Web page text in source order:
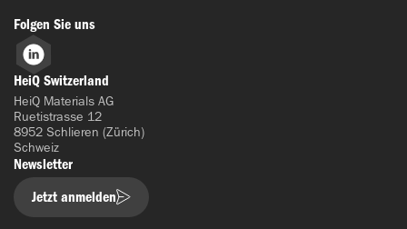
Folgen Sie uns
LinkedIn
HeiQ Switzerland
HeiQ Materials AG
Ruetistrasse 12
8952 Schlieren (Zürich)
Schweiz
Newsletter
Jetzt anmelden